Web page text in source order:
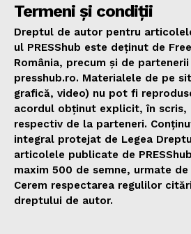
Termeni și condiții
Dreptul de autor pentru
ul PRESShub este deținut de
România, precum și de
presshub.ro. Materialele de pe
grafică, video) nu pot fi
acordul obținut explicit, în scris,
respectiv de la parteneri.
integral protejat de Legea
articolele publicate de
maxim 500 de semne, urmate
Cerem respectarea regulilor
dreptului de autor.